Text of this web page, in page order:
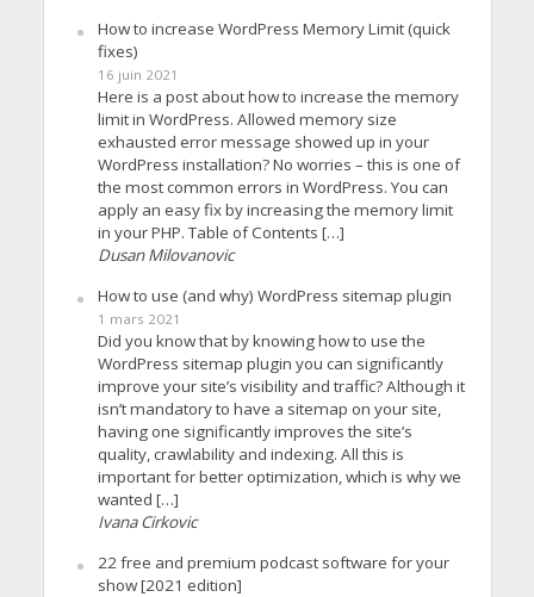
How to increase WordPress Memory Limit (quick
fixes)
16 juin 2021
Here is a post about how to increase the memory
limit in WordPress. Allowed memory size
exhausted error message showed up in your
WordPress installation? No worries – this is one of
the most common errors in WordPress. You can
apply an easy fix by increasing the memory limit
in your PHP. Table of Contents […]
Dusan Milovanovic
How to use (and why) WordPress sitemap plugin
1 mars 2021
Did you know that by knowing how to use the
WordPress sitemap plugin you can significantly
improve your site’s visibility and traffic? Although it
isn’t mandatory to have a sitemap on your site,
having one significantly improves the site’s
quality, crawlability and indexing. All this is
important for better optimization, which is why we
wanted […]
Ivana Cirkovic
22 free and premium podcast software for your
show [2021 edition]